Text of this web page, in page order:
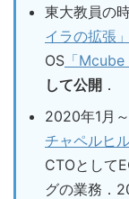
東大教員の
イラの拡張」
OS 「Mcube
して公開 ．
2020年1月
チャペルヒ
CTOとして
グの業務．